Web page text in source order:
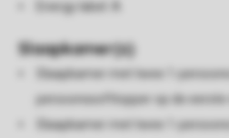
Energy label: A
Slaapkamer(s)
Slaapkamer met twee 1-
persoonssofttopper op de eerste
Slaapkamer met twee 1-